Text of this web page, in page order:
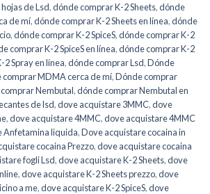
de Lsd,dónde comprar K-2 Sheets,dónde
de mí,dónde comprar K-2 Sheets en línea,dónde
,dónde comprar K-2 SpiceS,dónde comprar K-2
comprar K-2 SpiceS en línea,dónde comprar K-2
Spray en línea,dónde comprar Lsd,Dónde
comprar MDMA cerca de mí,Dónde comprar
Nembutal,dónde comprar Nembutal en
de lsd,dove acquistare 3MMC,dove
,dove acquistare 4MMC,dove acquistare 4MMC
Anfetamina liquida,Dove acquistare cocaina in
cocaina Prezzo,dove acquistare cocaina
fogli Lsd,dove acquistare K-2 Sheets,dove
,dove acquistare K-2 Sheets prezzo,dove
a me,dove acquistare K-2 SpiceS,dove